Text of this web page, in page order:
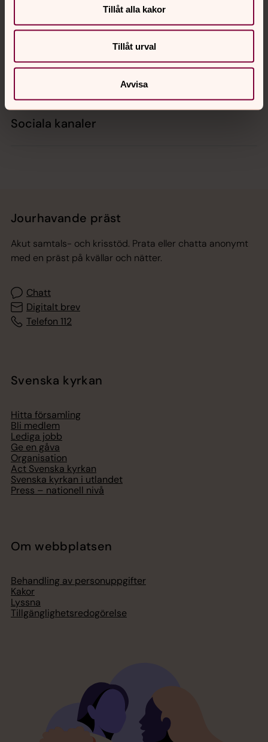
Tillåt alla kakor
Tillåt urval
Avvisa
Kalender
Sociala kanaler
Jourhavande präst
Akut samtals- och krisstöd. Prata eller chatta anonymt
med en präst på kvällar och nätter.
Chatt
Digitalt brev
Telefon 112
Svenska kyrkan
Hitta församling
Bli medlem
Lediga jobb
Ge en gåva
Organisation
Act Svenska kyrkan
Svenska kyrkan i utlandet
Press – nationell nivå
Om webbplatsen
Behandling av personuppgifter
Kakor
Lyssna
Tillgänglighetsredogörelse